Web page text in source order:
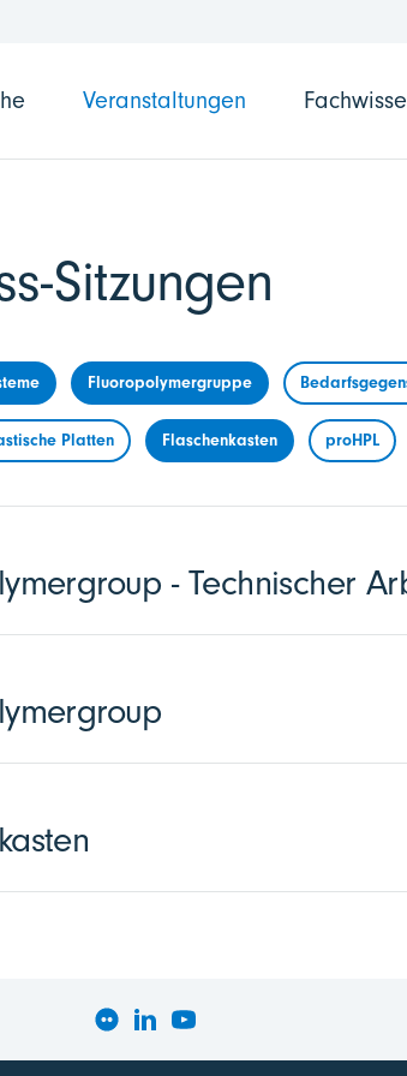
Veranstaltungen
Sitzungen
Fluoropolymergruppe
Platten Flaschenkasten proHPL
- Technischer